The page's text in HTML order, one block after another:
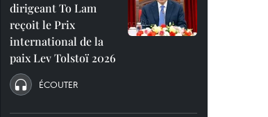
dirigeant To Lam
reçoit le Prix
international de la
paix Lev Tolstoï 2026
ÉCOUTER